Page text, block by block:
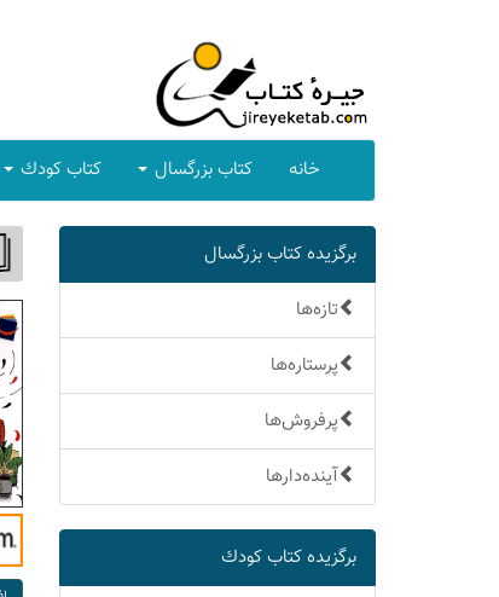
خانه كتاب بزرگسال كتاب كودك
برگزیده كتاب بزرگسال
تازه‌ها
پرستاره‌ها
پرفروش‌ها
آینده‌دارها
برگزیده كتاب كودك